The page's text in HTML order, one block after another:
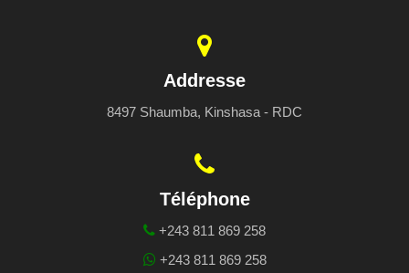
Addresse
8497 Shaumba, Kinshasa - RDC
Téléphone
+243 811 869 258
+243 811 869 258